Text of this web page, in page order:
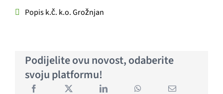
GOSPODARSTVO
SPORT I UDRUGE
Popis k.č. k.o. Grožnjan
Podijelite ovu novost, odaberite
svoju platformu!